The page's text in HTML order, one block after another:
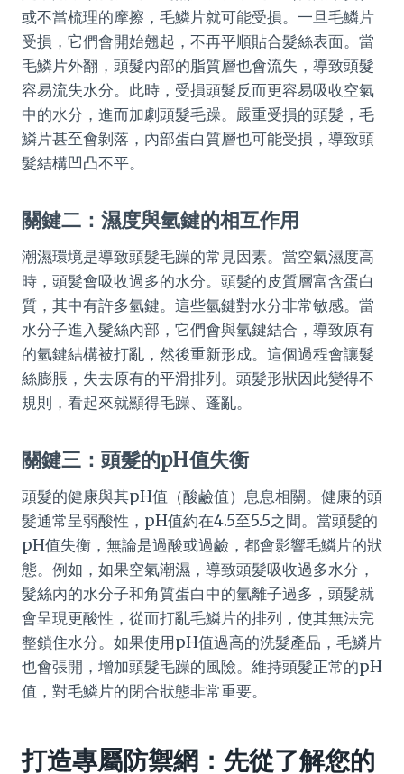
或不當梳理的摩擦，毛鱗片就可能受損。一旦毛鱗片
受損，它們會開始翹起，不再平順貼合髮絲表面。當
毛鱗片外翻，頭髮內部的脂質層也會流失，導致頭髮
容易流失水分。此時，受損頭髮反而更容易吸收空氣
中的水分，進而加劇頭髮毛躁。嚴重受損的頭髮，毛
鱗片甚至會剝落，內部蛋白質層也可能受損，導致頭
髮結構凹凸不平。
關鍵二：濕度與氫鍵的相互作用
潮濕環境是導致頭髮毛躁的常見因素。當空氣濕度高
時，頭髮會吸收過多的水分。頭髮的皮質層富含蛋白
質，其中有許多氫鍵。這些氫鍵對水分非常敏感。當
水分子進入髮絲內部，它們會與氫鍵結合，導致原有
的氫鍵結構被打亂，然後重新形成。這個過程會讓髮
絲膨脹，失去原有的平滑排列。頭髮形狀因此變得不
規則，看起來就顯得毛躁、蓬亂。
關鍵三：頭髮的pH值失衡
頭髮的健康與其pH值（酸鹼值）息息相關。健康的頭
髮通常呈弱酸性，pH值約在4.5至5.5之間。當頭髮的
pH值失衡，無論是過酸或過鹼，都會影響毛鱗片的狀
態。例如，如果空氣潮濕，導致頭髮吸收過多水分，
髮絲內的水分子和角質蛋白中的氫離子過多，頭髮就
會呈現更酸性，從而打亂毛鱗片的排列，使其無法完
整鎖住水分。如果使用pH值過高的洗髮產品，毛鱗片
也會張開，增加頭髮毛躁的風險。維持頭髮正常的pH
值，對毛鱗片的閉合狀態非常重要。
打造專屬防禦網：先從了解您的